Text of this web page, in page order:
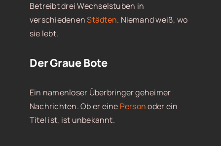
Betreibt drei Wechselstuben in
verschiedenenStädten. Niemand weiß, wo
sie lebt.
Der Graue Bote
Ein namenloser Überbringer geheimer
Nachrichten. Ob er eine Personoder ein
Titel ist, ist unbekannt.